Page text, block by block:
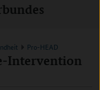
Pro-HEAD
Intervention